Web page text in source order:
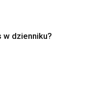
w dzienniku?